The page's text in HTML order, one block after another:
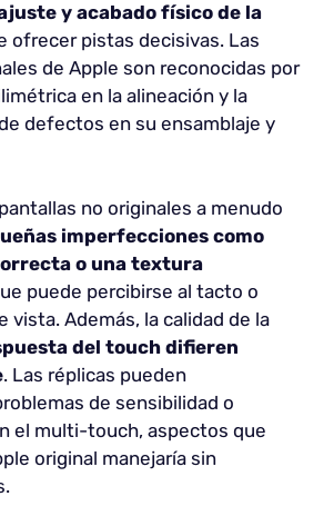
y acabado físico de la
ofrecer pistas decisivas. Las
de Apple son reconocidas por
en la alineación y la
defectos en su ensamblaje y
no originales a menudo
imperfecciones como
o una textura
puede percibirse al tacto o
vista. Además, la calidad de la
del touch difieren
. Las réplicas pueden
de sensibilidad o
el multi-touch, aspectos que
original manejaría sin